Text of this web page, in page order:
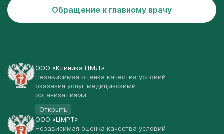
Обращение к главному врачу
ООО «Клиника ЦМД»
Независимая оценка качества условий
оказания услуг медицинскими
организациями
Открыть
ООО «ЦМРТ»
Независимая оценка качества условий